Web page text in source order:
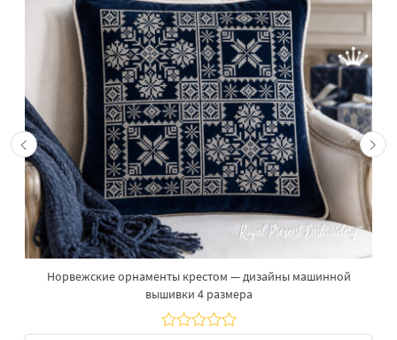
Норвежские орнаменты крестом — дизайны машинной
вышивки 4 размера